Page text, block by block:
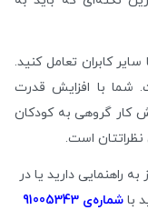
کابران تعامل کنید.
شما با افزایش قدرت
کار گروهی به کودکان
نظراتتان است.
راهنمایی دارید یا در
با
شماره‌ی 91005343